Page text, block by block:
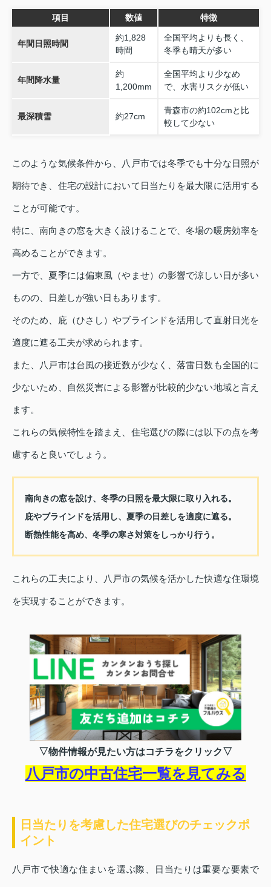
項目 数値 特徴
年間日照時間
約1,828
時間
全国平均よりも長く、
冬季も晴天が多い
年間降水量
約
1,200mm
全国平均より少なめ
で、水害リスクが低い
最深積雪 約27cm
青森市の約102cmと比
較して少ない
このような気候条件から、八戸市では冬季でも十分な日照が
期待でき、住宅の設計において日当たりを最大限に活用する
ことが可能です。
特に、南向きの窓を大きく設けることで、冬場の暖房効率を
高めることができます。
一方で、夏季には偏東風（やませ）の影響で涼しい日が多い
ものの、日差しが強い日もあります。
そのため、庇（ひさし）やブラインドを活用して直射日光を
適度に遮る工夫が求められます。
また、八戸市は台風の接近数が少なく、落雷日数も全国的に
少ないため、自然災害による影響が比較的少ない地域と言え
ます。
これらの気候特性を踏まえ、住宅選びの際には以下の点を考
慮すると良いでしょう。
南向きの窓を設け、冬季の日照を最大限に取り入れる。
庇やブラインドを活用し、夏季の日差しを適度に遮る。
断熱性能を高め、冬季の寒さ対策をしっかり行う。
これらの工夫により、八戸市の気候を活かした快適な住環境
を実現することができます。
▽物件情報が見たい方はコチラをクリック▽
八戸市の中古住宅一覧を見てみる
日当たりを考慮した住宅選びのチェックポ
イント
八戸市で快適な住まいを選ぶ際、日当たりは重要な要素で